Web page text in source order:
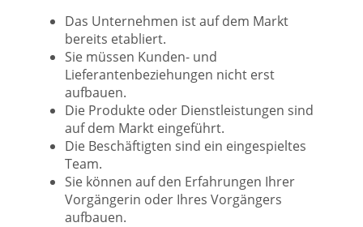
Das Unternehmen ist auf dem Markt
bereits etabliert.
Sie müssen Kunden- und
Lieferantenbeziehungen nicht erst
aufbauen.
Die Produkte oder Dienstleistungen sind
auf dem Markt eingeführt.
Die Beschäftigten sind ein eingespieltes
Team.
Sie können auf den Erfahrungen Ihrer
Vorgängerin oder Ihres Vorgängers
aufbauen.